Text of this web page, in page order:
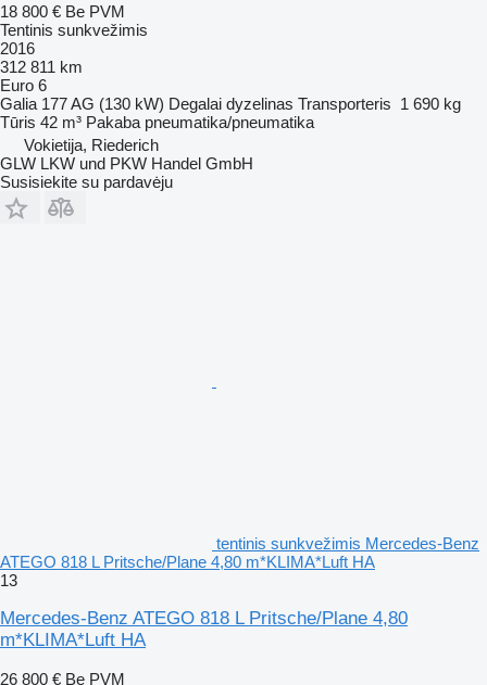
18 800 € Be PVM
Tentinis sunkvežimis
2016
312 811 km
Euro 6
Galia 177 AG (130 kW) Degalai dyzelinas Transporteris 1 690 kg
Tūris 42 m³ Pakaba pneumatika/pneumatika
Vokietija, Riederich
GLW LKW und PKW Handel GmbH
Susisiekite su pardavėju
tentinis sunkvežimis Mercedes-Benz
ATEGO 818 L Pritsche/Plane 4,80 m*KLIMA*Luft HA
13
Mercedes-Benz ATEGO 818 L Pritsche/Plane 4,80
m*KLIMA*Luft HA
26 800 € Be PVM